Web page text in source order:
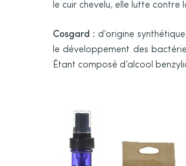
le cuir chevelu, elle lutte contre
Cosgard : d’origine
le développement des
Étant composé d’alcool